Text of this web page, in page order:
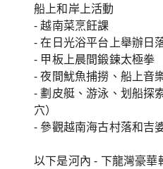
船上和岸上活動
- 越南菜烹飪課
- 在日光浴平台上舉辦日
- 甲板上晨間鍛鍊太極拳
- 夜間魷魚捕撈、船上音
- 劃皮艇、游泳、划船探
穴）
- 參觀越南海古村落和吉
以下是河內 - 下龍灣豪